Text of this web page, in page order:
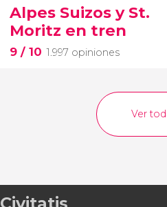
Alpes Suizos y St.
Moritz en tren
9 / 10 1.997 opiniones
Ver